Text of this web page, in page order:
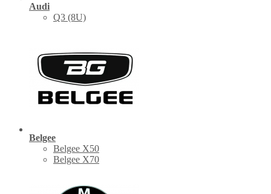
Audi
Q3 (8U)
Belgee
Belgee X50
Belgee X70